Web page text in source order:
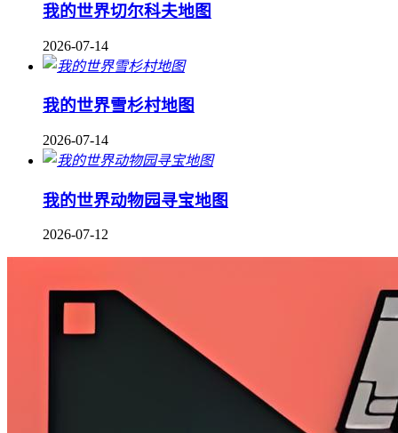
我的世界切尔科夫地图
2026-07-14
我的世界雪杉村地图
2026-07-14
我的世界动物园寻宝地图
2026-07-12